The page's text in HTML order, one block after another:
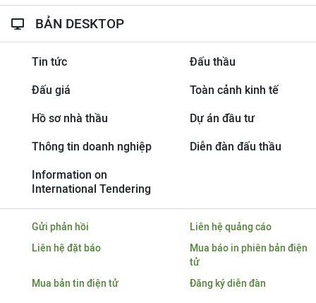
BẢN DESKTOP
Tin tức Đấu thầu
Đấu giá Toàn cảnh kinh tế
Hồ sơ nhà thầu Dự án đầu tư
Thông tin doanh nghiệp Diễn đàn đấu thầu
Information on
International Tendering
Gửi phản hồi
Liên hệ quảng cáo
Liên hệ đặt báo
Mua báo in phiên bản điện
tử
Mua bản tin điện tử
Đăng ký diễn đàn